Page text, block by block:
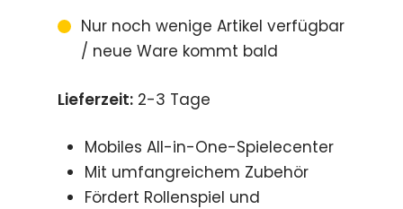
Nur noch wenige Artikel verfügbar
/ neue Ware kommt bald
Lieferzeit: 2-3 Tage
Mobiles All-in-One-Spielecenter
Mit umfangreichem Zubehör
Fördert Rollenspiel und